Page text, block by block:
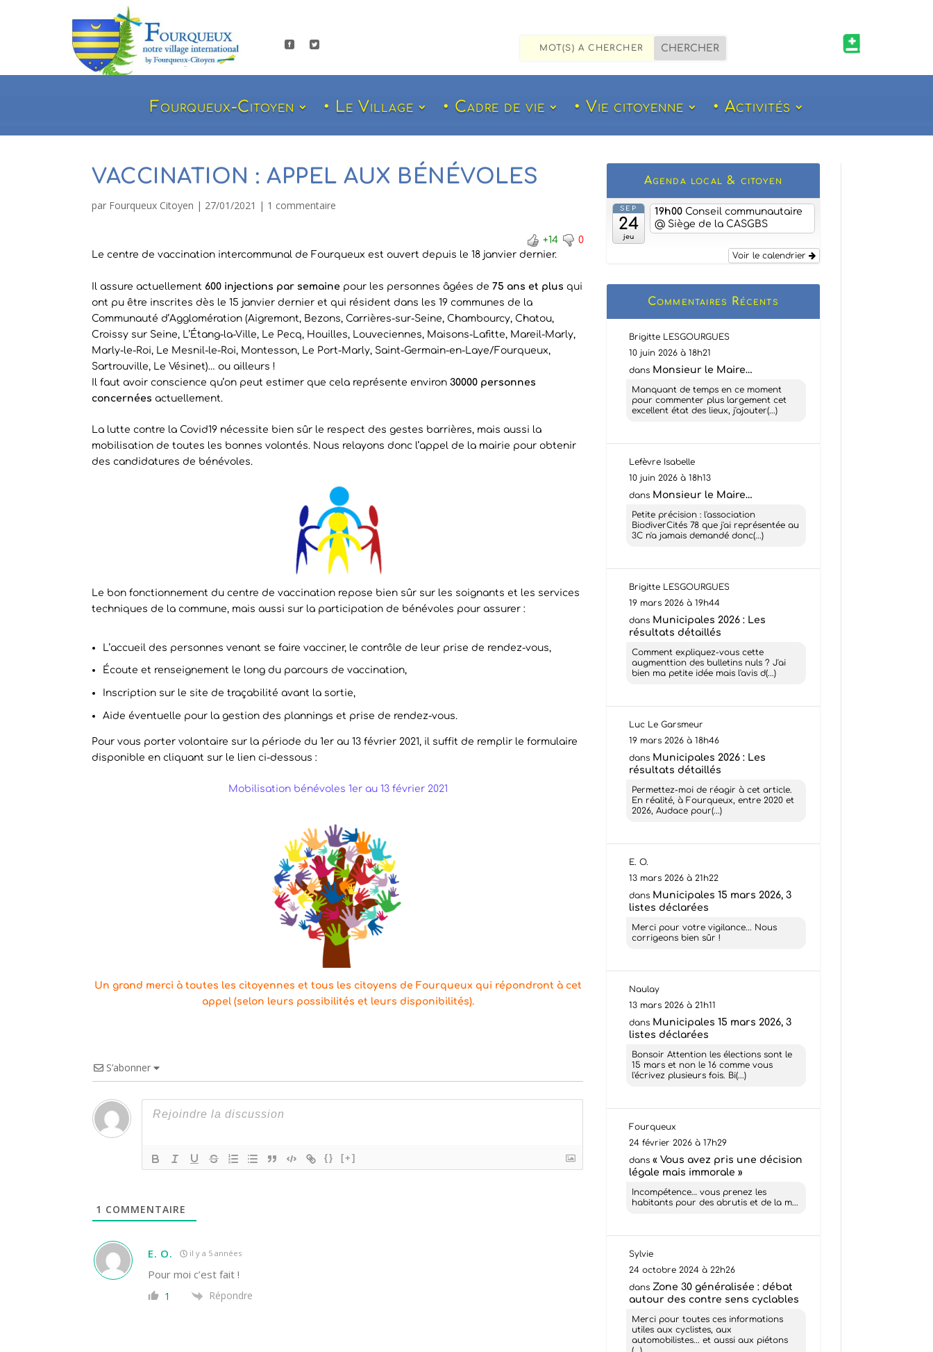
  
Fourqueux-Citoyen • Le Village • Cadre de vie • Vie citoyenne • Activités
VACCINATION : APPEL AUX BÉNÉVOLES
par Fourqueux Citoyen | 27/01/2021 | 1 commentaire
+14
0
Le centre de vaccination intercommunal de Fourqueux est ouvert depuis le 18 janvier dernier.
Il assure actuellement 600 injections par semaine pour les personnes âgées de 75 ans et plus qui
ont pu être inscrites dès le 15 janvier dernier et qui résident dans les 19 communes de la
Communauté d’Agglomération (Aigremont, Bezons, Carrières-sur-Seine, Chambourcy, Chatou,
Croissy sur Seine, L’Étang-la-Ville, Le Pecq, Houilles, Louveciennes, Maisons-Lafitte, Mareil-Marly,
Marly-le-Roi, Le Mesnil-le-Roi, Montesson, Le Port-Marly, Saint-Germain-en-Laye/Fourqueux,
Sartrouville, Le Vésinet)… ou ailleurs !
Il faut avoir conscience qu’on peut estimer que cela représente environ 30000 personnes
concernées actuellement.
La lutte contre la Covid19 nécessite bien sûr le respect des gestes barrières, mais aussi la
mobilisation de toutes les bonnes volontés. Nous relayons donc l’appel de la mairie pour obtenir
des candidatures de bénévoles.
Le bon fonctionnement du centre de vaccination repose bien sûr sur les soignants et les services
techniques de la commune, mais aussi sur la participation de bénévoles pour assurer :
L’accueil des personnes venant se faire vacciner, le contrôle de leur prise de rendez-vous,
Écoute et renseignement le long du parcours de vaccination,
Inscription sur le site de traçabilité avant la sortie,
Aide éventuelle pour la gestion des plannings et prise de rendez-vous.
Pour vous porter volontaire sur la période du 1er au 13 février 2021, il suffit de remplir le formulaire
disponible en cliquant sur le lien ci-dessous :
Mobilisation bénévoles 1er au 13 février 2021
Un grand merci à toutes les citoyennes et tous les citoyens de Fourqueux qui répondront à cet
appel (selon leurs possibilités et leurs disponibilités).
S’abonner
{} [+]
1 COMMENTAIRE
E. O. il y a 5 années
Pour moi c’est fait !
1 Répondre
Agenda local & citoyen
SEP
24
jeu
19h00 Conseil communautaire
@ Siège de la CASGBS
Voir le calendrier
Commentaires Récents
Brigitte LESGOURGUES
10 juin 2026 à 18h21
dans Monsieur le Maire…
Manquant de temps en ce moment
pour commenter plus largement cet
excellent état des lieux, j'ajouter(...)
Lefèvre Isabelle
10 juin 2026 à 18h13
dans Monsieur le Maire…
Petite précision : l'association
BiodiverCités 78 que j'ai représentée au
3C n'a jamais demandé donc(...)
Brigitte LESGOURGUES
19 mars 2026 à 19h44
dans Municipales 2026 : Les
résultats détaillés
Comment expliquez-vous cette
augmenttion des bulletins nuls ? J'ai
bien ma petite idée mais l'avis d(...)
Luc Le Garsmeur
19 mars 2026 à 18h46
dans Municipales 2026 : Les
résultats détaillés
Permettez-moi de réagir à cet article.
En réalité, à Fourqueux, entre 2020 et
2026, Audace pour(...)
E. O.
13 mars 2026 à 21h22
dans Municipales 15 mars 2026, 3
listes déclarées
Merci pour votre vigilance... Nous
corrigeons bien sûr !
Naulay
13 mars 2026 à 21h11
dans Municipales 15 mars 2026, 3
listes déclarées
Bonsoir Attention les élections sont le
15 mars et non le 16 comme vous
l'écrivez plusieurs fois. Bi(...)
Fourqueux
24 février 2026 à 17h29
dans « Vous avez pris une décision
légale mais immorale »
Incompétence… vous prenez les
habitants pour des abrutis et de la m...
Sylvie
24 octobre 2024 à 22h26
dans Zone 30 généralisée : débat
autour des contre sens cyclables
Merci pour toutes ces informations
utiles aux cyclistes, aux
automobilistes... et aussi aux piétons